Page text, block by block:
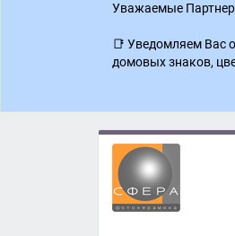
Уважаемые
📑 Уведомляем Вас
домовых знаков,